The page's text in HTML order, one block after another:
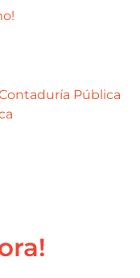
Pública